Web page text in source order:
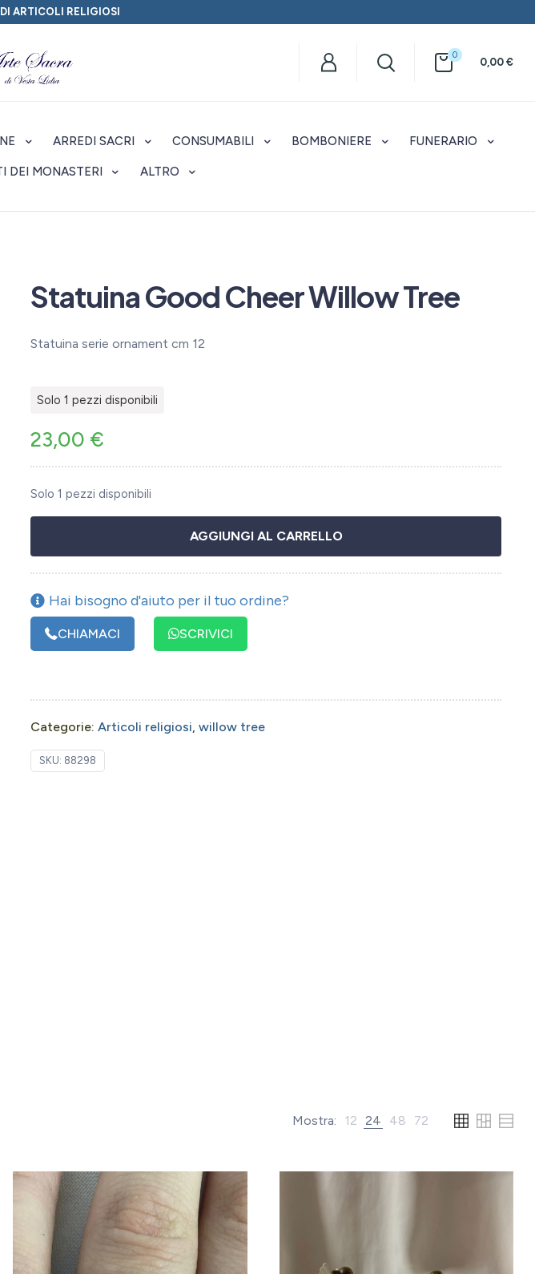
ARTICOLI RELIGIOSI
0
0,00€
ARREDI SACRI CONSUMABILI BOMBONIERE FUNERARIO
DEI MONASTERI ALTRO
Statuina Good Cheer Willow Tree
Statuina serie ornament cm 12
Solo 1 pezzi disponibili
23,00 €
Solo 1 pezzi disponibili
AGGIUNGI AL CARRELLO
Hai bisogno d'aiuto per il tuo ordine?
CHIAMACI SCRIVICI
Categorie: Articoli religiosi willow tree
SKU: 88298
Mostra: 12 24 48 72